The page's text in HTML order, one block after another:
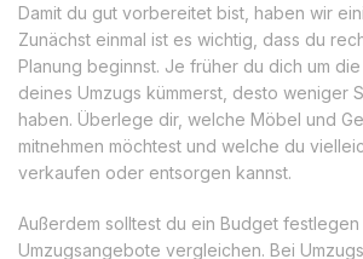
Damit du gut vorbereitet bist, haben wir
Zunächst einmal ist es wichtig, dass du
Planung beginnst. Je früher du dich um
deines Umzugs kümmerst, desto weniger
haben. Überlege dir, welche Möbel und
mitnehmen möchtest und welche du
verkaufen oder entsorgen kannst.
Außerdem solltest du ein Budget
Umzugsangebote vergleichen. Bei